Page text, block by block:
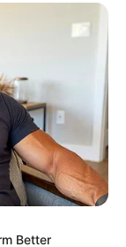
Don't Try"
Better